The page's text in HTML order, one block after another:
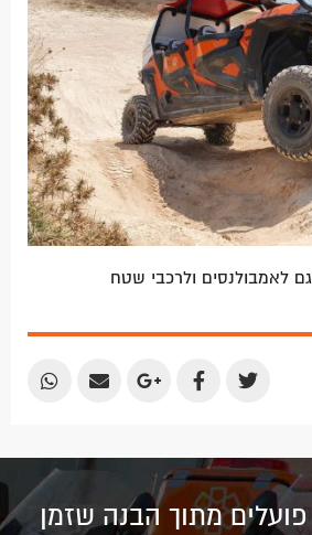
לאמבולנסים ולרכבי שטח
Share
Share
Share
Share
Share
פועלים מתוך הבנה שזמן